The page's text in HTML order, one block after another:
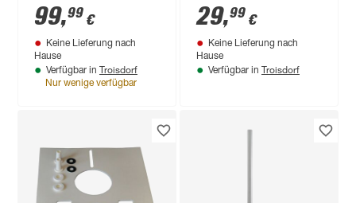
3/4"
99,99 €
Keine Lieferung nach
Hause
Verfügbar in Troisdorf
Nur wenige verfügbar
Aufputzspülkästen
29,99 €
Keine Lieferung nach
Hause
Verfügbar in Troisdorf